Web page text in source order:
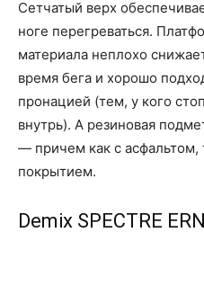
Сетчатый верх
ноге перегреваться.
материала неплохо
время бега и хорошо
пронацией (тем, у кого
внутрь). А резиновая
— причем как с асфальтом,
покрытием.
Demix SPECTRE